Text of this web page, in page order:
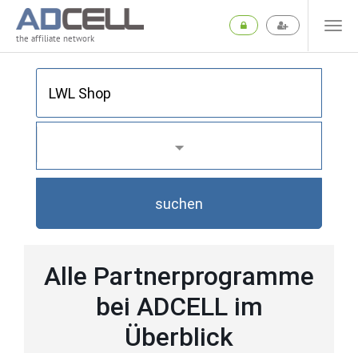
the affiliate network
suchen
Alle Partnerprogramme
bei ADCELL im
Überblick